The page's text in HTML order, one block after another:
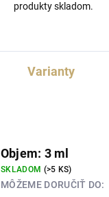
produkty skladom.
Varianty
Objem: 3 ml
SKLADOM (>5 KS)
MÔŽEME DORUČIŤ DO: